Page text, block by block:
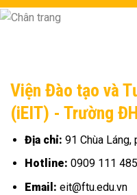
Viện Đào tạo và
(iEIT) - Trường
Địa chỉ: 91 Chùa Láng,
Hotline: 0909 111 485
Email: eit@ftu.edu.vn